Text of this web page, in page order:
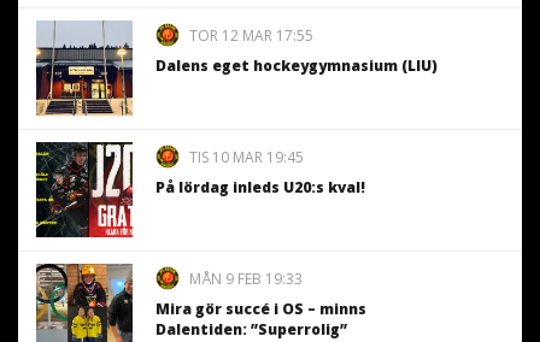
TOR 12 MAR 17:55
Dalens eget hockeygymnasium (LIU)
TIS 10 MAR 19:45
På lördag inleds U20:s kval!
MÅN 9 FEB 19:33
Mira gör succé i OS – minns
Dalentiden: ”Superrolig”